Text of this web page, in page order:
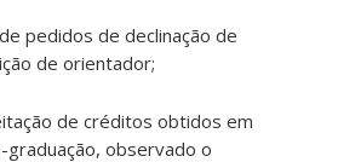
pedidos de declinação de
de orientador;
de créditos obtidos em
observado o